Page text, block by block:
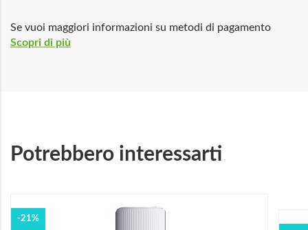
Se vuoi maggiori informazioni su metodi di pagamento
Scopri di più
Potrebbero interessarti
-21%